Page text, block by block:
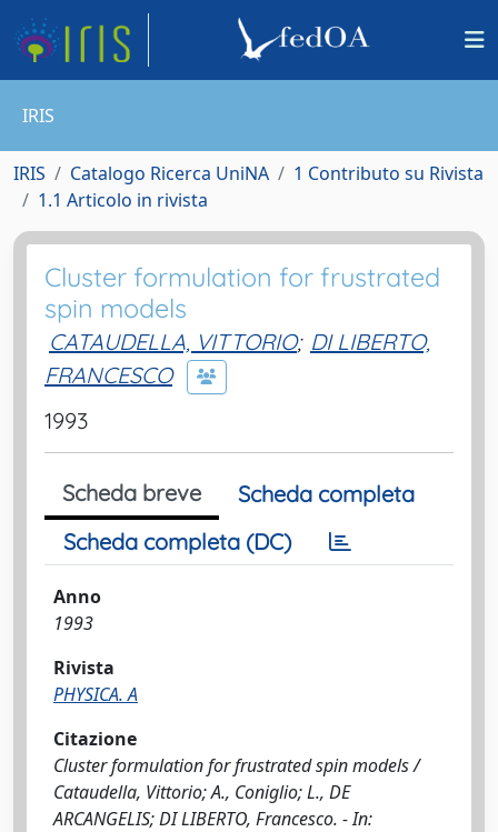
IRIS
IRIS Catalogo Ricerca UniNA
1 Contributo su Rivista
1.1 Articolo in rivista
Cluster formulation for frustrated
spin models
CATAUDELLA, VITTORIO; DI LIBERTO,
FRANCESCO
1993
Scheda breve
Scheda completa
Scheda completa (DC)
Anno
1993
Rivista
PHYSICA. A
Citazione
Cluster formulation for frustrated spin models /
Cataudella, Vittorio; A., Coniglio; L., DE
ARCANGELIS; DI LIBERTO, Francesco. - In: